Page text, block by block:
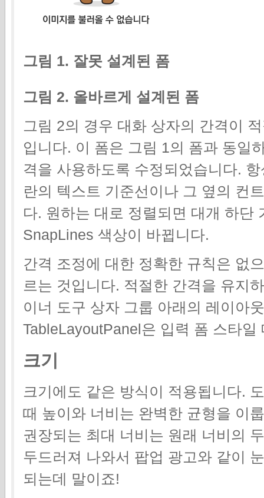
그림 1. 잘못 설계된 폼
그림 2. 올바르게 설계된 폼
그림 2의 경우 대화 상자의 간격이
입니다. 이 폼은 그림 1의 폼과 동일
격을 사용하도록 수정되었습니다.
란의 텍스트 기준선이나 그 옆의 컨
다. 원하는 대로 정렬되면 대개 하단
SnapLines 색상이 바뀝니다.
간격 조정에 대한 정확한 규칙은 없
르는 것입니다. 적절한 간격을 유지
이너 도구 상자 그룹 아래의 레이아
TableLayoutPanel은 입력 폼 스타
크기
크기에도 같은 방식이 적용됩니다.
때 높이와 너비는 완벽한 균형을 이
권장되는 최대 너비는 원래 너비의
두드러져 나와서 팝업 광고와 같이
되는데 말이죠!